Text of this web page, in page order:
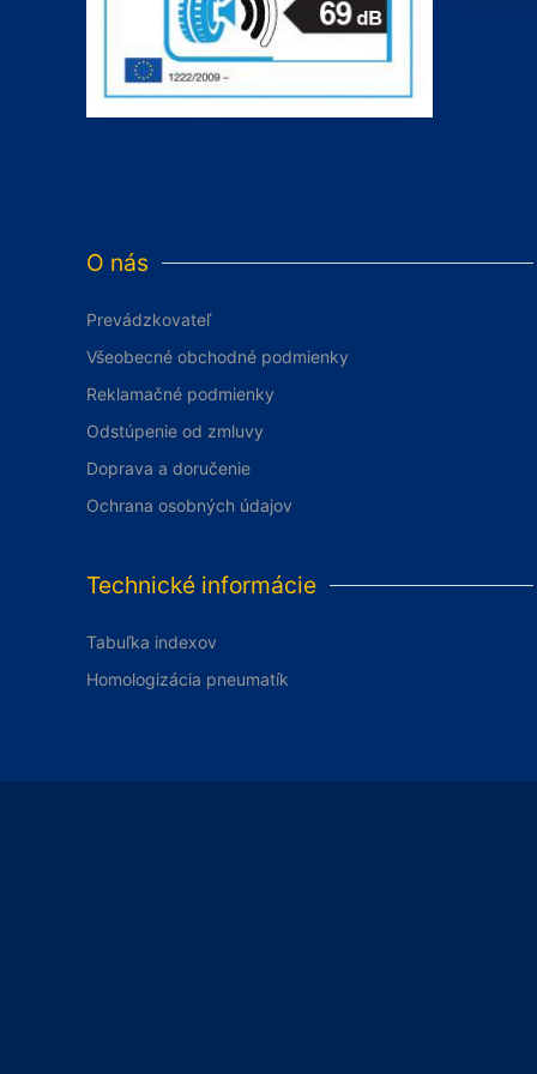
O nás
Prevádzkovateľ
Všeobecné obchodné podmienky
Reklamačné podmienky
Odstúpenie od zmluvy
Doprava a doručenie
Ochrana osobných údajov
Technické informácie
Tabuľka indexov
Homologizácia pneumatík